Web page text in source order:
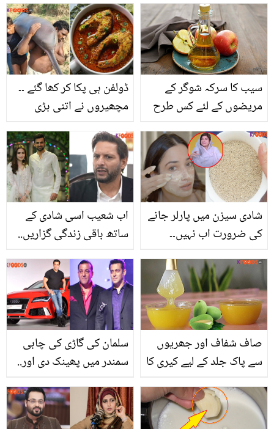
شخصیت میں چھپے چند
دلچسپ پہلو
ڈولفن ہی پکا کر کھا گئے ۔۔
مچھیروں نے اتنی بڑی
کھائی؟ عوام پریشان
سیب کا سرکہ شوگر کے
مریضوں کے لئے کس طرح
فوائد اور طریقہ استعمال
اب شعیب اسی شادی کے
ساتھ باقی زندگی گزاریں..
کو دوسری شادی پر کیا
پیغام دیا؟
شادی سیزن میں پارلر جانے
کی ضرورت اب نہیں۔۔
میں چہرہ چمکانے سے بال
خوبصورت کرنے کا کون سا
طریقہ بتایا؟
سلمان کی گاڑی کی چابی
سمندر میں پھینک دی اور..
کے باوجود سنجے دت نے
ایسا کیوں کیا؟
صاف شفاف اور جھریوں
سے پاک جلد کے لیے کیری کا
فیس ماسک بنانے کا بہترین
اور آسان طریقہ